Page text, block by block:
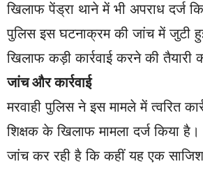
खिलाफ पेंड्रा थाने में भी अपराध दर्ज
पुलिस इस घटनाक्रम की जांच में जुटी
खिलाफ कड़ी कार्रवाई करने की तैयारी
जांच और कार्रवाई
मरवाही पुलिस ने इस मामले में त्वरित
शिक्षक के खिलाफ मामला दर्ज किया
जांच कर रही है कि कहीं यह एक